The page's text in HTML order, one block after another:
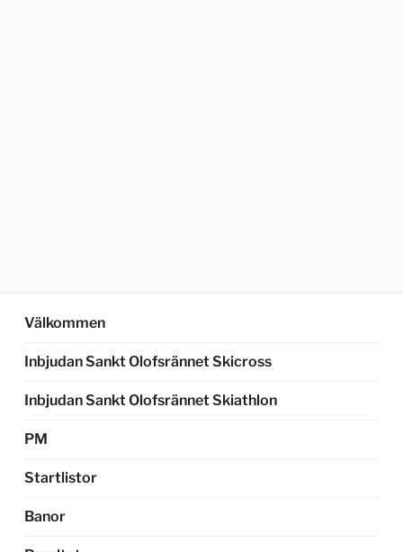
Välkommen
Inbjudan Sankt Olofsrännet Skicross
Inbjudan Sankt Olofsrännet Skiathlon
PM
Startlistor
Banor